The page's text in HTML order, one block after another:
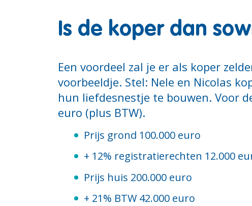
Is de koper dan
Een voordeel zal je er als koper
voorbeeldje. Stel: Nele en Nicolas
hun liefdesnestje te bouwen. Voor
euro (plus BTW).
Prijs grond 100.000 euro
+ 12% registratierechten 12.000
Prijs huis 200.000 euro
+ 21% BTW 42.000 euro